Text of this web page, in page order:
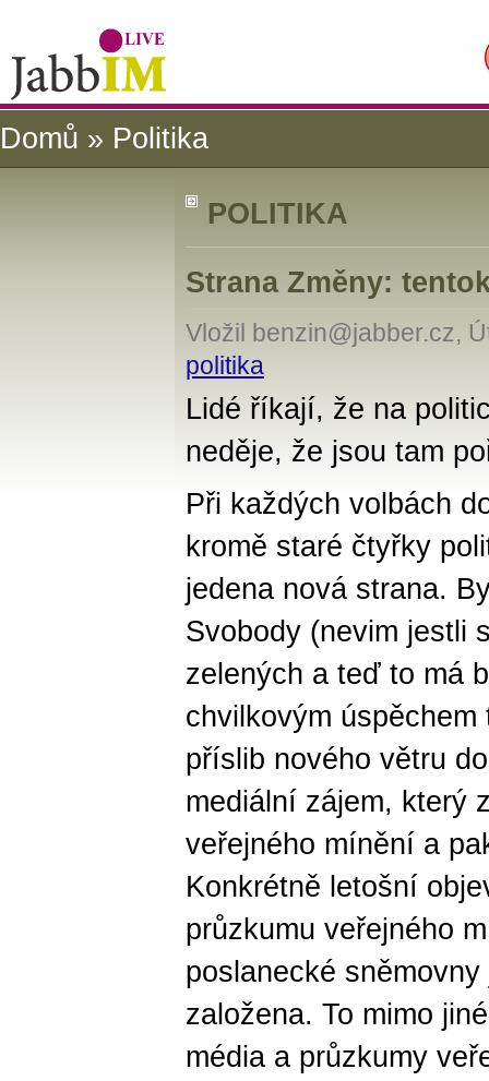
Domů » Politika
POLITIKA
Strana Změny:
Vložil benzin@jabber.cz,
politika
Lidé říkají, že na
neděje, že jsou tam
Při každých volbách
kromě staré čtyřky
jedena nová strana.
Svobody (nevim jestli
zelených a teď to má
chvilkovým
příslib nového větru
mediální zájem, který
veřejného mínění a
Konkrétně letošní
průzkumu veřejného
poslanecké
založena. To mimo
média a průzkumy